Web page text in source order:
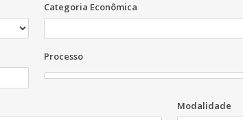
Categoria Econômica
Processo
Modalidade